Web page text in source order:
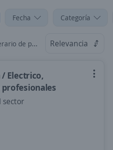
Fecha Categoría
Atlántico Relevancia
Electrico,
sector